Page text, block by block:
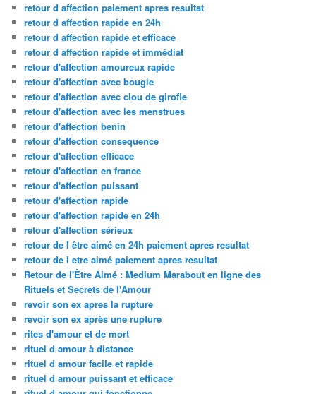
retour d affection paiement apres resultat
retour d affection rapide en 24h
retour d affection rapide et efficace
retour d affection rapide et immédiat
retour d'affection amoureux rapide
retour d'affection avec bougie
retour d'affection avec clou de girofle
retour d'affection avec les menstrues
retour d'affection benin
retour d'affection consequence
retour d'affection efficace
retour d'affection en france
retour d'affection puissant
retour d'affection rapide
retour d'affection rapide en 24h
retour d'affection sérieux
retour de l être aimé en 24h paiement apres resultat
retour de l etre aimé paiement apres resultat
Retour de l'Être Aimé : Medium Marabout en ligne des
Rituels et Secrets de l'Amour
revoir son ex apres la rupture
revoir son ex après une rupture
rites d'amour et de mort
rituel d amour à distance
rituel d amour facile et rapide
rituel d amour puissant et efficace